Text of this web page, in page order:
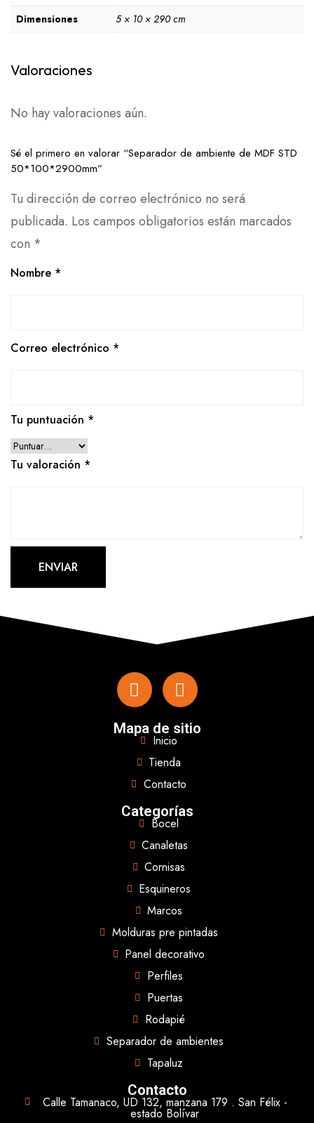
Dimensiones
5 × 10 × 290 cm
Valoraciones
No hay valoraciones aún.
Sé el primero en valorar “Separador de ambiente de MDF STD
50*100*2900mm”
Tu dirección de correo electrónico no será
publicada. Los campos obligatorios están marcados
con *
Nombre *
Correo electrónico *
Tu puntuación *
Tu valoración *
Mapa de sitio
Inicio
Tienda
Contacto
Categorías
Bocel
Canaletas
Cornisas
Esquineros
Marcos
Molduras pre pintadas
Panel decorativo
Perfiles
Puertas
Rodapié
Separador de ambientes
Tapaluz
Contacto
Calle Tamanaco, UD 132, manzana 179 . San Félix -
estado Bolívar